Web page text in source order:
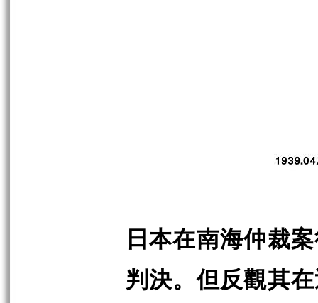
日本在南海仲裁
判決。但反觀其